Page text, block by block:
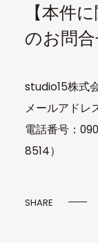
【本件
のお問合
studio15株式
メールアドレ
電話番号：
8514）
SHARE